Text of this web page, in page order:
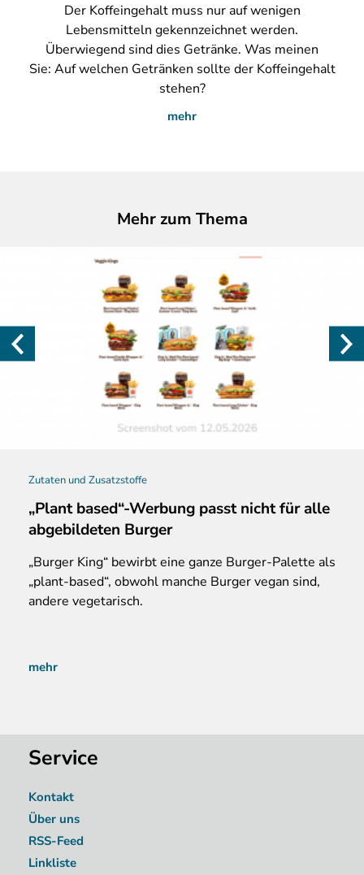
DerKoffeingehalt muss nur auf wenigen
Lebensmitteln gekennzeichnet werden.
Überwiegend sind dies Getränke. Was meinen
Sie: Auf welchen Getränken sollte der Koffeingehalt
stehen?
mehr
Mehr zum Thema
Zutaten und Zusatzstoffe
„Plant based“-Werbung passt nicht für alle
abgebildeten Burger
„Burger King“ bewirbt eine ganze Burger-Palette als
„plant-based“, obwohl manche Burger vegan sind,
andere vegetarisch.
mehr
Service
Kontakt
Über uns
RSS-Feed
Linkliste